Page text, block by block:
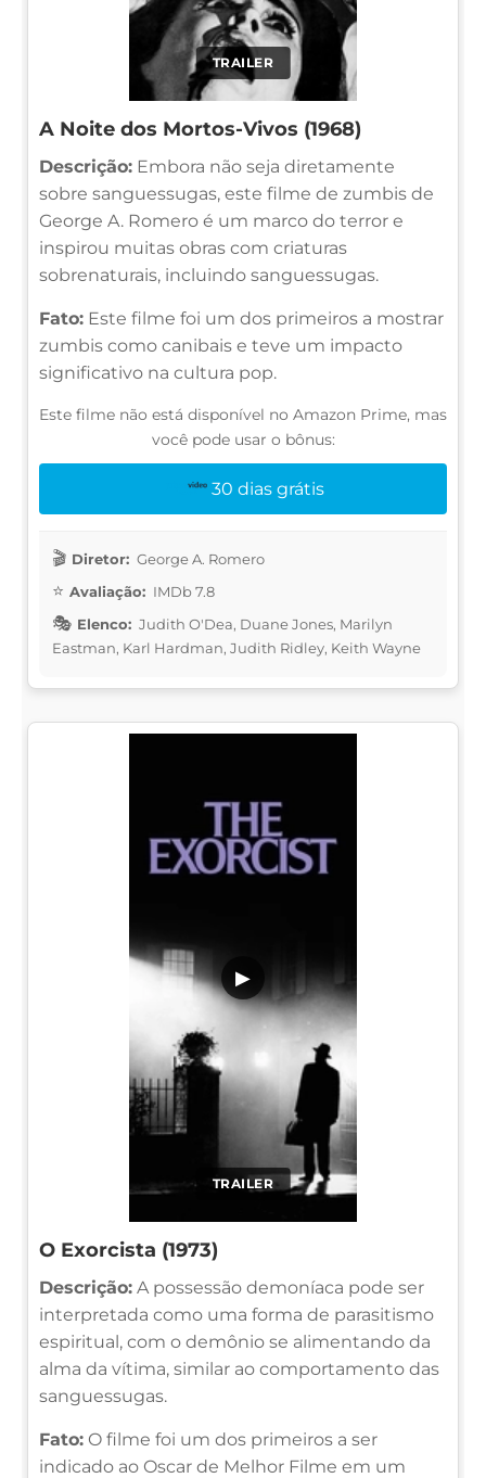
TRAILER
A Noite dos Mortos-Vivos (1968)
Descrição: Embora não seja diretamente
sobre sanguessugas, este filme de zumbis de
George A. Romero é um marco do terror e
inspirou muitas obras com criaturas
sobrenaturais, incluindo sanguessugas.
Fato: Este filme foi um dos primeiros a mostrar
zumbis como canibais e teve um impacto
significativo na cultura pop.
Este filme não está disponível no Amazon Prime, mas
você pode usar o bônus:
30 dias grátis
Diretor: George A. Romero
Avaliação: IMDb 7.8
Elenco: Judith O'Dea, Duane Jones, Marilyn
Eastman, Karl Hardman, Judith Ridley, Keith Wayne
TRAILER
▶
O Exorcista (1973)
Descrição: A possessão demoníaca pode ser
interpretada como uma forma de parasitismo
espiritual, com o demônio se alimentando da
alma da vítima, similar ao comportamento das
sanguessugas.
Fato: O filme foi um dos primeiros a ser
indicado ao Oscar de Melhor Filme em um